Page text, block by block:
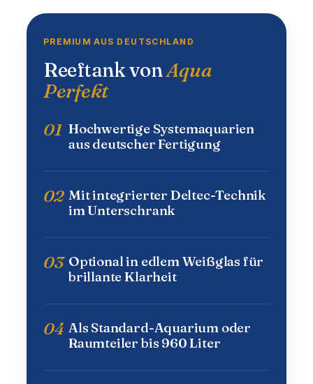
PREMIUM AUS DEUTSCHLAND
Reeftank vonAqua
Perfekt
01 Hochwertige Systemaquarien
aus deutscher Fertigung
02 Mit integrierter Deltec-Technik
im Unterschrank
03 Optional in edlem Weißglas für
brillante Klarheit
04 Als Standard-Aquarium oder
Raumteiler bis 960 Liter